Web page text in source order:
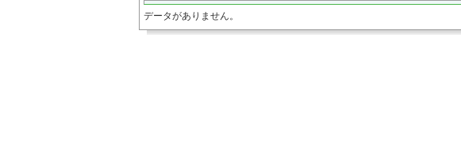
データがありません。